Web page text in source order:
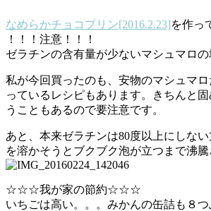
なめらかチョコプリン[2016.2.23]を作っ
！！！注意！！！
ゼラチンの含有量が少ないマシュマロ
私が今回買ったのも、安物のマシュマ
っているレシピもあります。きちんと
うこともあるので要注意です。
あと、本来ゼラチンは80度以上にしな
を溶かそうとブクブク泡が立つまで沸
☆☆☆我が家の節約☆☆☆
いちごは高い。。。みかんの缶詰も８